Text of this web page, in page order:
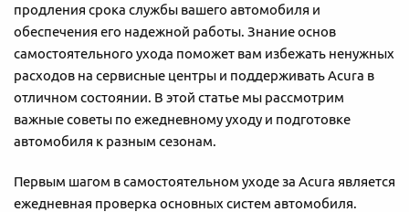
продления срока службы вашего автомобиля и
обеспечения его надежной работы. Знание основ
самостоятельного ухода поможет вам избежать ненужных
расходов на сервисные центры и поддерживать Acura в
отличном состоянии. В этой статье мы рассмотрим
важные советы по ежедневному уходу и подготовке
автомобиля к разным сезонам.
Первым шагом в самостоятельном уходе за Acura является
ежедневная проверка основных систем автомобиля.